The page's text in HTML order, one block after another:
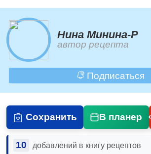
Нина Минина-Р
автор рецепта
Подписаться
Сохранить В планер
10 добавлений в книгу рецептов